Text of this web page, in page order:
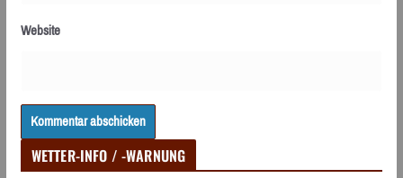
Website
WETTER-INFO / -WARNUNG